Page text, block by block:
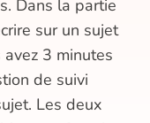
Dans la partie
sur un sujet
3 minutes
de suivi
Les deux